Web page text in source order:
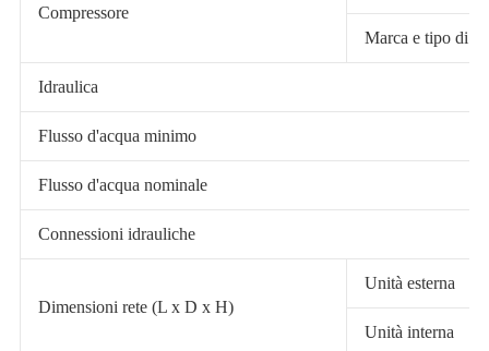
Compressore
Marca e tipo di
Idraulica
Flusso d'acqua minimo
Flusso d'acqua nominale
Connessioni idrauliche
Dimensioni rete (L x D x H)
Unità esterna
Unità interna